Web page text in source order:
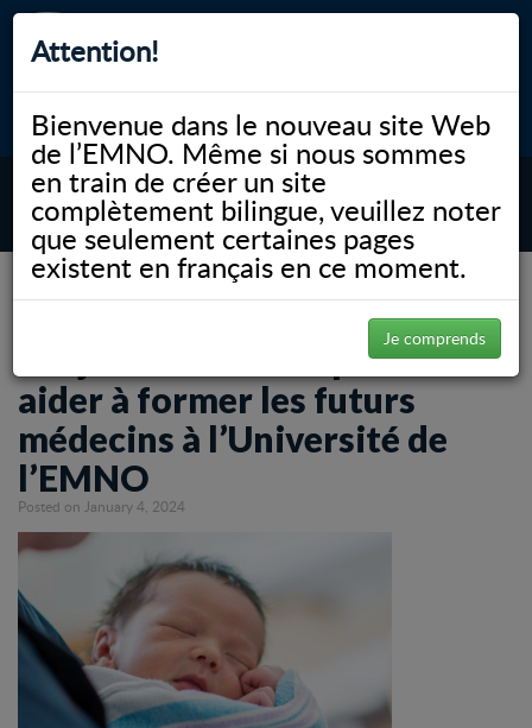
Attention!
Bienvenue dans le nouveau site Web
de l’EMNO. Même si nous sommes
en train de créer un site
complètement bilingue, veuillez noter
que seulement certaines pages
existent en français en ce moment.
Je comprends
myNOSM Accessibilité A- A+ English
MENU
NOSM.ca
News
Les jeunes familles peuvent
aider à former les futurs
médecins à l’Université de
l’EMNO
Posted on January 4, 2024